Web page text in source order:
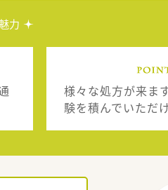
力
様々な処方が来ま
験を積んでいただ